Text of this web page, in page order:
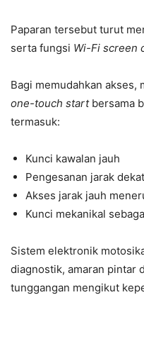
Paparan tersebut turut
serta fungsi Wi-Fi screen
Bagi memudahkan
one-touch startbersama
termasuk:
Kunci kawalan jauh
Pengesanan jarak
Akses jarak jauh
Kunci mekanikal
Sistem elektronik
diagnostik, amaran pintar
tunggangan mengikut